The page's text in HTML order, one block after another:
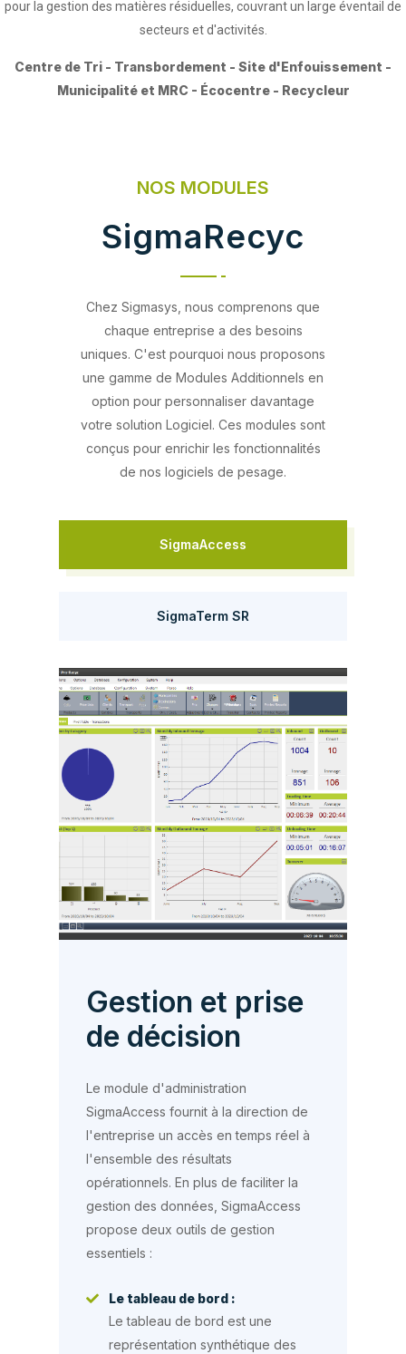
pour la gestion des matières résiduelles, couvrant un large éventail de
secteurs et d'activités.
Centre de Tri - Transbordement - Site d'Enfouissement -
Municipalité et MRC - Écocentre - Recycleur
NOS MODULES
SigmaRecyc
Chez Sigmasys, nous comprenons que
chaque entreprise a des besoins
uniques. C'est pourquoi nous proposons
une gamme de Modules Additionnels en
option pour personnaliser davantage
votre solution Logiciel. Ces modules sont
conçus pour enrichir les fonctionnalités
de nos logiciels de pesage.
SigmaAccess
SigmaTerm SR
Gestion et prise
de décision
Le module d'administration
SigmaAccess fournit à la direction de
l'entreprise un accès en temps réel à
l'ensemble des résultats
opérationnels. En plus de faciliter la
gestion des données, SigmaAccess
propose deux outils de gestion
essentiels :
Le tableau de bord :
Le tableau de bord est une
représentation synthétique des